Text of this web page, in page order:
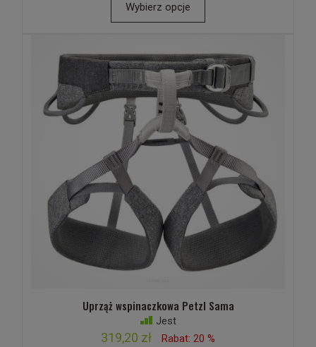
Wybierz opcje
Uprząż wspinaczkowa Petzl Sama
Jest
319,20 zł Rabat: 20 %